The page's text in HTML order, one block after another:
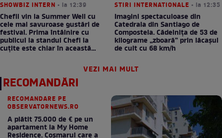
SHOWBIZ INTERN • la 12:39
Chefii vin la Summer Well cu
cele mai savuroase gustări de
festival. Prima întâlnire cu
publicul la standul Chefi la
cuțite este chiar în această
STIRI INTERNATIONALE • la 12:35
Imagini spectaculoase din
Catedrala din Santiago de
Compostela. Cădelnița de 53 de
kilograme „zboară” prin lăcașul
de cult cu 68 km/h
VEZI MAI MULT
RECOMANDĂRI
RECOMANDARE PE
OBSERVATORNEWS.RO
A plătit 75.000 de € pe un
apartament la My Home